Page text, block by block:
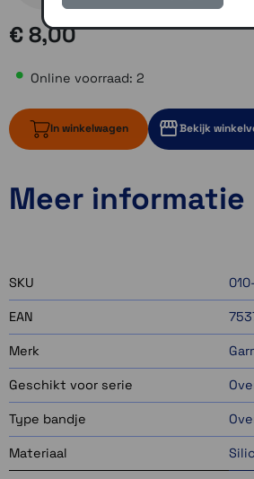
€ 8,00
Online voorraad: 2
In winkelwagen Bekijk
2 op voorraad
Momenteel even
Meer informatie
SKU
EAN
Merk
Geschikt voor serie
Type bandje
Materiaal